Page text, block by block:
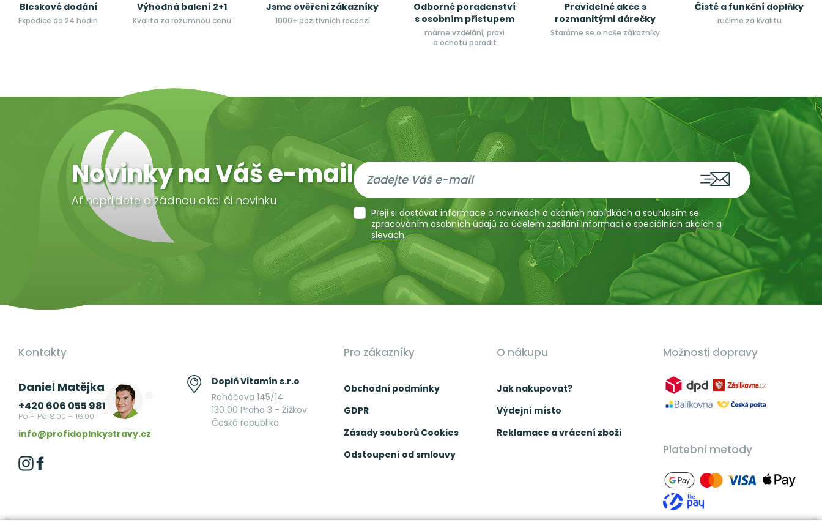
Bleskové dodání
Expedice do 24 hodin
Výhodná balení 2+1
Kvalita za rozumnou cenu
Jsme ověřeni zákazníky
1000+ pozitivních recenzí
Odborné poradenství
s osobním přístupem
máme vzdělání, praxi
a ochotu poradit
Pravidelné akce s
rozmanitými dárečky
Staráme se o naše zákazníky
Čisté a funkční doplňky
ručíme za kvalitu
Novinky na Váš e-mail
Ať nepřijdete o žádnou akci či novinku
Přeji si dostávat informace o novinkách a akčních nabídkách a souhlasím se
zpracováním osobních údajů za účelem zasílání informací o speciálních akcích a
slevách.
Kontakty
Daniel Matějka
+420 606 055 981
Po - Pá 8:00 - 16:00
info@profidoplnkystravy.cz
Doplň Vitamín s.r.o
Roháčova 145/14
130 00 Praha 3 - Žižkov
Česká republika
Pro zákazníky
Obchodní podmínky
GDPR
Zásady souborů Cookies
Odstoupení od smlouvy
O nákupu
Jak nakupovat?
Výdejní místo
Reklamace a vrácení zboží
Možnosti dopravy
Platební metody